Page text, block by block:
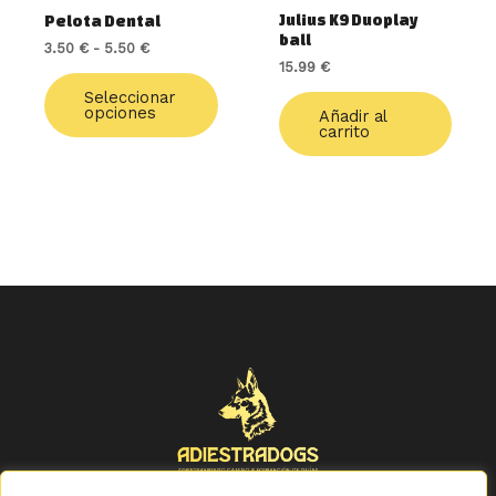
Pelota Dental
3.50 € - 5.50 €
Seleccionar
opciones
de
producto
Julius K9 Duoplay
ball
15.99 €
Añadir al
carrito